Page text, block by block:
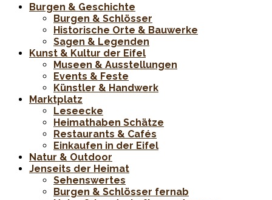
Burgen & Geschichte
Burgen & Schlösser
Historische Orte & Bauwerke
Sagen & Legenden
Kunst & Kultur der Eifel
Museen & Ausstellungen
Events & Feste
Künstler & Handwerk
Marktplatz
Leseecke
Heimathaben Schätze
Restaurants & Cafés
Einkaufen in der Eifel
Natur & Outdoor
Jenseits der Heimat
Sehenswertes
Burgen & Schlösser fernab